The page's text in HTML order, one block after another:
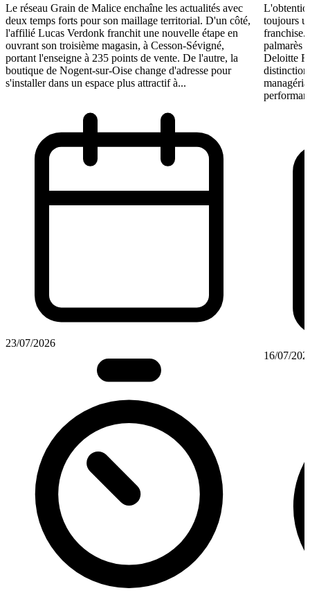
Le réseau Grain de Malice enchaîne les actualités avec
deux temps forts pour son maillage territorial. D'un côté,
l'affilié Lucas Verdonk franchit une nouvelle étape en
ouvrant son troisième magasin, à Cesson-Sévigné,
portant l'enseigne à 235 points de vente. De l'autre, la
boutique de Nogent-sur-Oise change d'adresse pour
s'installer dans un espace plus attractif à...
23/07/2026
toujours
franchise.
palmarès
Deloitte
16/07/